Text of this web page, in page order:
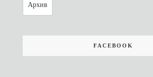
Архив
FACEBOOK